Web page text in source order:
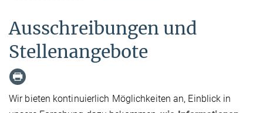
Ausschreibungen und
Stellenangebote
Wir bieten kontinuierlich Möglichkeiten an, Einblick in